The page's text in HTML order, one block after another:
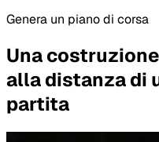
Genera un piano di corsa
Una
alla distanza di
partita